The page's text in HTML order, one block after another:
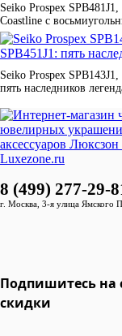
Seiko Prospex
Coastline с
Seiko Prospex
пять наследников
Подпишитесь на
скидки
8 (499) 277-29-
г. Москва, 3-я улица Ямского